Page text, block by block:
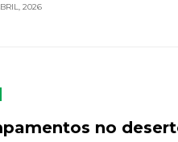
2026
no